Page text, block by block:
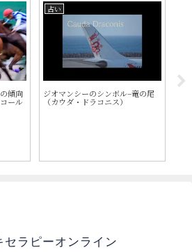
傾向
ール
占い
ジオマンシーのシンボル–竜の尾
（カウダ・ドラコニス）
セラピーオンライン